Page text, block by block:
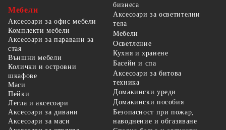
Мебели
Аксесоари за офис мебели
Комплекти мебели
Аксесоари за паравани за
стая
Външни мебели
Колички и островни
шкафове
Маси
Пейки
Легла и аксесоари
Аксесоари за дивани
Аксесоари за маси
бизнеса
Аксесоари за осветителни
тела
Мебели
Осветление
Кухня и хранене
Басейн и спа
Аксесоари за битова
техника
Домакински уреди
Домакински пособия
Безопасност при пожар,
наводнение и обгазяване